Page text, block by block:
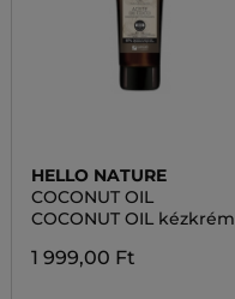
HELLO NATURE
COCONUT OIL
COCONUT OIL kézkrém
1 999,00 Ft